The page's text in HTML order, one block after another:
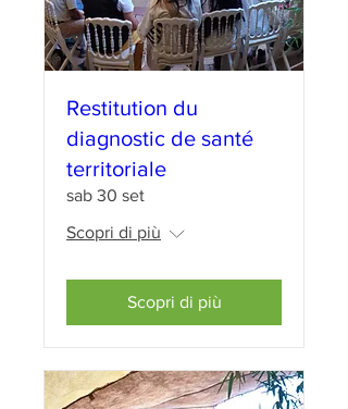
Restitution du
diagnostic de santé
territoriale
sab 30 set
Scopri di più
Scopri di più